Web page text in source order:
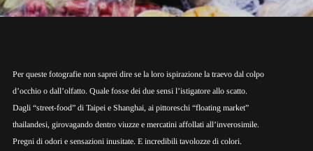
Per queste fotografie non saprei dire se la loro ispirazione la traevo dal colpo
d’occhio o dall’olfatto. Quale fosse dei due sensi l’istigatore allo scatto.
Dagli “street-food” di Taipei e Shanghai, ai pittoreschi “floating market”
thailandesi, girovagando dentro viuzze e mercatini affollati all’inverosimile.
Pregni di odori e sensazioni inusitate. E incredibili tavolozze di colori.